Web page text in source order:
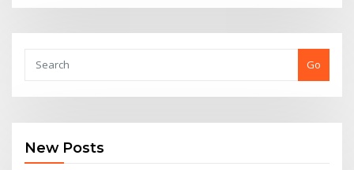
Go
New Posts